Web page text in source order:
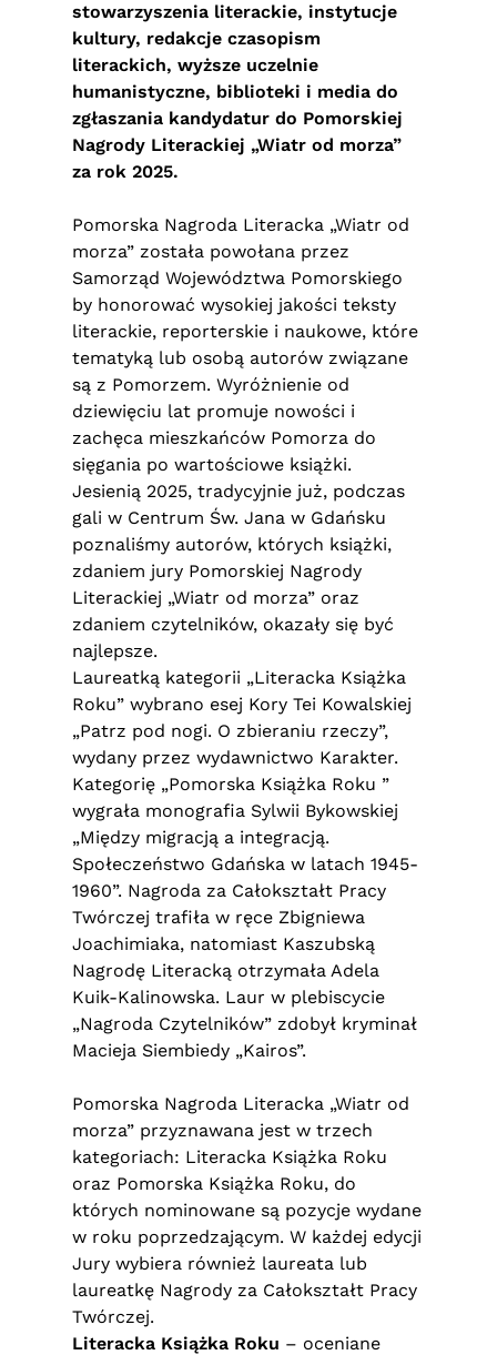
stowarzyszenia literackie, instytucje
kultury, redakcje czasopism
literackich, wyższe uczelnie
humanistyczne, biblioteki i media do
zgłaszania kandydatur do Pomorskiej
Nagrody Literackiej „Wiatr od morza”
za rok 2025.
Pomorska Nagroda Literacka „Wiatr od
morza” została powołana przez
Samorząd Województwa Pomorskiego
by honorować wysokiej jakości teksty
literackie, reporterskie i naukowe, które
tematyką lub osobą autorów związane
są z Pomorzem. Wyróżnienie od
dziewięciu lat promuje nowości i
zachęca mieszkańców Pomorza do
sięgania po wartościowe książki.
Jesienią 2025, tradycyjnie już, podczas
gali w Centrum Św. Jana w Gdańsku
poznaliśmy autorów, których książki,
zdaniem jury Pomorskiej Nagrody
Literackiej „Wiatr od morza” oraz
zdaniem czytelników, okazały się być
najlepsze.
Laureatką kategorii „Literacka Książka
Roku” wybrano esej Kory Tei Kowalskiej
„Patrz pod nogi. O zbieraniu rzeczy”,
wydany przez wydawnictwo Karakter.
Kategorię „Pomorska Książka Roku ”
wygrała monografia Sylwii Bykowskiej
„Między migracją a integracją.
Społeczeństwo Gdańska w latach 1945-
1960”. Nagroda za Całokształt Pracy
Twórczej trafiła w ręce Zbigniewa
Joachimiaka, natomiast Kaszubską
Nagrodę Literacką otrzymała Adela
Kuik-Kalinowska. Laur w plebiscycie
„Nagroda Czytelników” zdobył kryminał
Macieja Siembiedy „Kairos”.
Pomorska Nagroda Literacka „Wiatr od
morza” przyznawana jest w trzech
kategoriach: Literacka Książka Roku
oraz Pomorska Książka Roku, do
których nominowane są pozycje wydane
w roku poprzedzającym. W każdej edycji
Jury wybiera również laureata lub
laureatkę Nagrody za Całokształt Pracy
Twórczej.
Literacka Książka Roku – oceniane